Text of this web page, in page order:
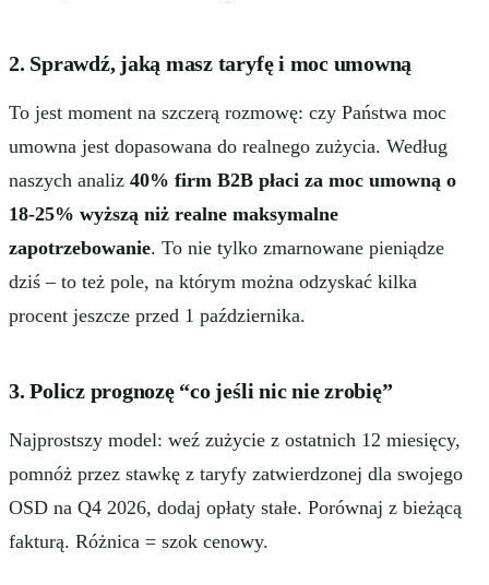
2. Sprawdź, jaką masz taryfę i moc umowną
To jest moment na szczerą rozmowę: czy Państwa moc
umowna jest dopasowana do realnego zużycia. Według
naszych analiz 40% firm B2B płaci za moc umowną o
18-25% wyższą niż realne maksymalne
zapotrzebowanie. To nie tylko zmarnowane pieniądze
dziś – to też pole, na którym można odzyskać kilka
procent jeszcze przed 1 października.
3. Policz prognozę “co jeśli nic nie zrobię”
Najprostszy model: weź zużycie z ostatnich 12 miesięcy,
pomnóż przez stawkę z taryfy zatwierdzonej dla swojego
OSD na Q4 2026, dodaj opłaty stałe. Porównaj z bieżącą
fakturą. Różnica = szok cenowy.